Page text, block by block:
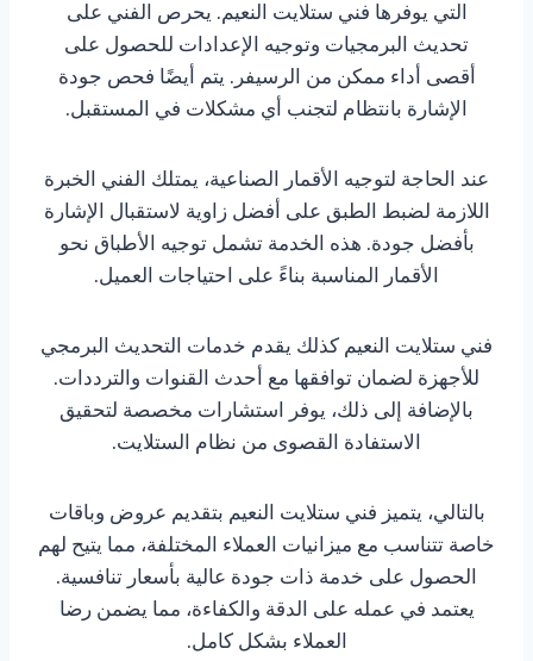
التي يوفرها فني ستلايت النعيم. يحرص الفني على
تحديث البرمجيات وتوجيه الإعدادات للحصول على
أقصى أداء ممكن من الرسيفر. يتم أيضًا فحص جودة
الإشارة بانتظام لتجنب أي مشكلات في المستقبل.
عند الحاجة لتوجيه الأقمار الصناعية، يمتلك الفني الخبرة
اللازمة لضبط الطبق على أفضل زاوية لاستقبال الإشارة
بأفضل جودة. هذه الخدمة تشمل توجيه الأطباق نحو
الأقمار المناسبة بناءً على احتياجات العميل.
فني ستلايت النعيم كذلك يقدم خدمات التحديث البرمجي
للأجهزة لضمان توافقها مع أحدث القنوات والترددات.
بالإضافة إلى ذلك، يوفر استشارات مخصصة لتحقيق
الاستفادة القصوى من نظام الستلايت.
بالتالي، يتميز فني ستلايت النعيم بتقديم عروض وباقات
خاصة تتناسب مع ميزانيات العملاء المختلفة، مما يتيح لهم
الحصول على خدمة ذات جودة عالية بأسعار تنافسية.
يعتمد في عمله على الدقة والكفاءة، مما يضمن رضا
العملاء بشكل كامل.